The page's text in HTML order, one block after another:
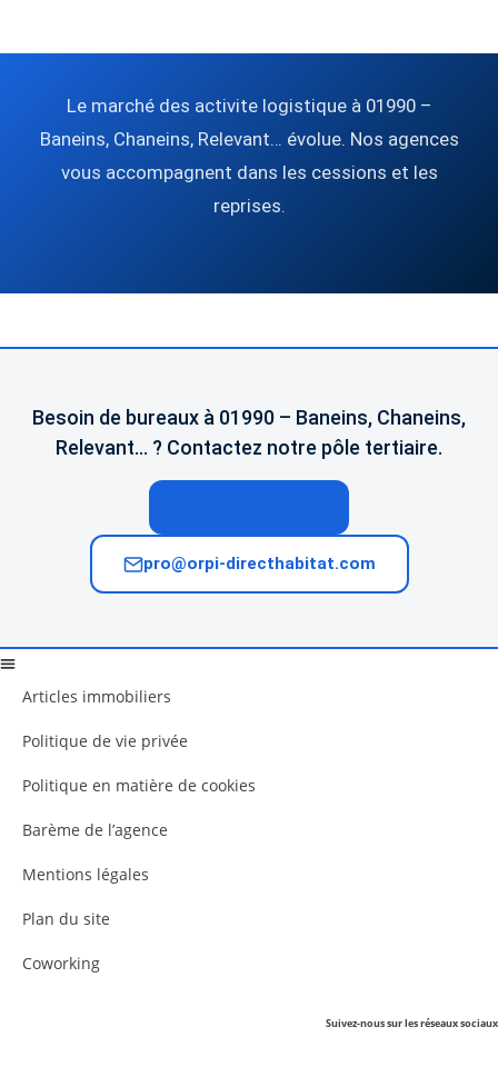
Le marché des activite logistique à 01990 –
Baneins, Chaneins, Relevant… évolue. Nos agences
vous accompagnent dans les cessions et les
reprises.
Besoin de bureaux à 01990 – Baneins, Chaneins,
Relevant… ? Contactez notre pôle tertiaire.
pro@orpi-directhabitat.com
Articles immobiliers
Politique de vie privée
Politique en matière de cookies
Barème de l’agence
Mentions légales
Plan du site
Coworking
Suivez-nous sur les réseaux sociaux